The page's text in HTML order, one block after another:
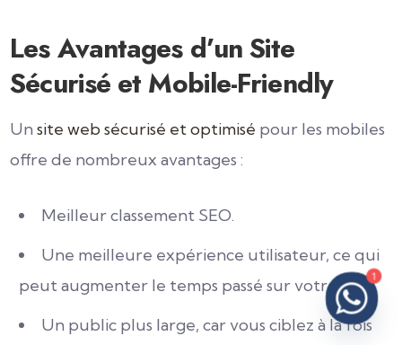
Les Avantages d’un Site
Sécurisé et Mobile-Friendly
Unsite web sécurisé et optimisé pour les mobiles
offre de nombreux avantages :
Meilleur classement SEO.
Une meilleure expérience utilisateur, ce qui
peut augmenter le temps passé sur votre site.
Un public plus large, car vous ciblez à la fois
1